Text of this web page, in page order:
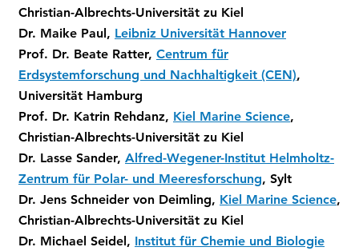
Christian-Albrechts-Universität zu Kiel
Dr. Maike Paul, Leibniz Universität Hannover
Prof. Dr. Beate Ratter, Centrum für
Erdsystemforschung und Nachhaltigkeit (CEN),
Universität Hamburg
Prof. Dr. Katrin Rehdanz, Kiel Marine Science,
Christian-Albrechts-Universität zu Kiel
Dr. Lasse Sander, Alfred-Wegener-Institut Helmholtz-
Zentrum für Polar- und Meeresforschung, Sylt
Dr. Jens Schneider von Deimling, Kiel Marine Science,
Christian-Albrechts-Universität zu Kiel
Dr. Michael Seidel, Institut für Chemie und Biologie